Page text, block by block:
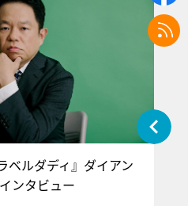
ベルダディ』ダイアン
インタビュー